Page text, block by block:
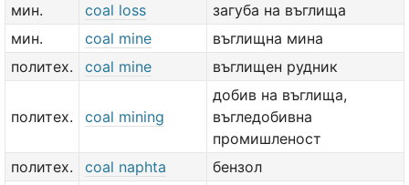
мин.
coal loss
загуба на въглища
мин.
coal mine
въглищна мина
политех.
coal mine въглищен рудник
политех. coal mining
добив на въглища,
въгледобивна
промишленост
политех.
coal naphta
бензол